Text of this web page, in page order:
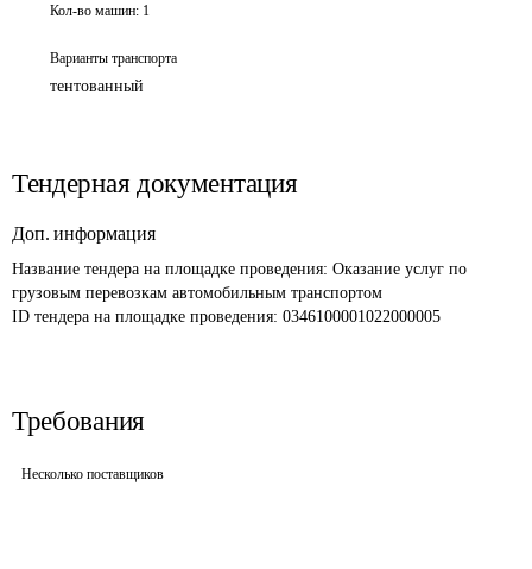
Кол-во машин: 1
Варианты транспорта
тентованный
Тендерная документация
Доп. информация
Название тендера на площадке проведения: Оказание услуг по
грузовым перевозкам автомобильным транспортом
ID тендера на площадке проведения: 0346100001022000005
Требования
Несколько поставщиков